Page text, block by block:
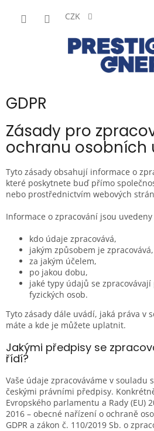
CZK
GDPR
Zásady pro
ochranu osobních
Tyto zásady obsahují informace o
které poskytnete buď přímo
nebo prostřednictvím webových
Informace o zpracování jsou
kdo údaje zpracovává,
jakým způsobem je zpracovává,
za jakým účelem,
po jakou dobu,
jaké typy údajů se
fyzických osob.
Tyto zásady dále uvádí, jaká práva v
máte a kde je můžete uplatnit.
Jakými předpisy se
řídí?
Vaše údaje zpracováváme v souladu
českými právními předpisy.
Evropského parlamentu a Rady (EU)
2016 – obecné nařízení o ochraně
GDPR a zákon č. 110/2019 Sb. o